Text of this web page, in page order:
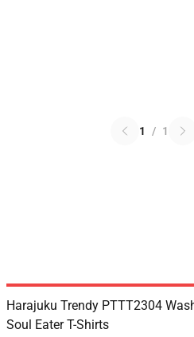
1 / 1
Harajuku Trendy PTTT2304
Soul Eater T-Shirts